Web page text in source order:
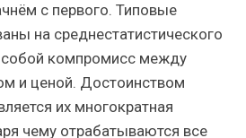
с первого. Типовые
на среднестатистического
собой компромисс между
и ценой. Достоинством
их многократная
чему отрабатываются все